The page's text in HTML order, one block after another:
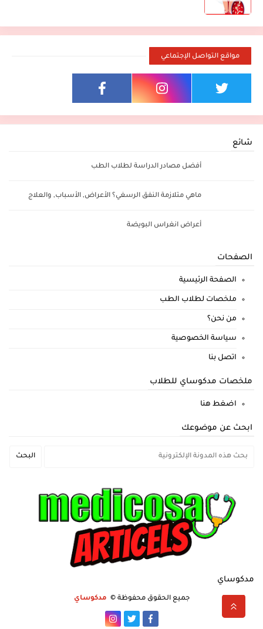
مواقع التواصل الإجتماعي
شائع
أفضل مصادر الدراسة لطلاب الطب
ماهي متلازمة النفق الرسغي؟ الأعراض, الأسباب, والعلاج
أعراض انغراس البويضة
الصفحات
الصفحة الرئيسية
ملخصات لطلاب الطب
من نحن؟
سياسة الخصوصية
اتصل بنا
ملخصات مدكوساي للطلاب
اضغط هنا
ابحث عن موضوعك
مدكوساي
جميع الحقوق محفوظة © مدكوساي